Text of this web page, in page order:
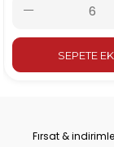
SEPETE
Fırsat &